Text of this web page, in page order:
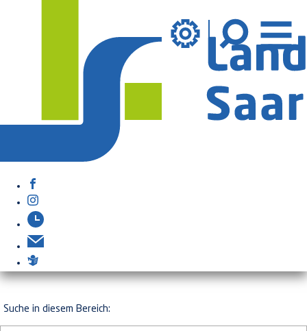
Suche in diesem Bereich: